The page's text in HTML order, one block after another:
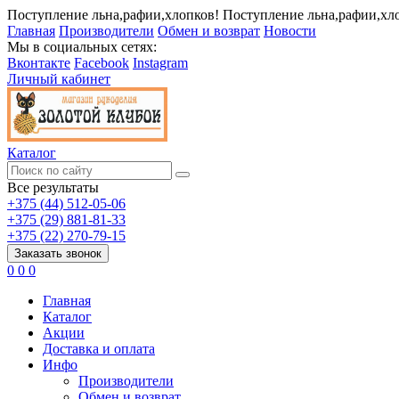
Поступление льна,рафии,хлопков! Поступление
Главная Производители Обмен и возврат Новости
Мы в социальных сетях:
Вконтакте Facebook Instagram
Личный кабинет
Каталог
Все результаты
+375 (44) 512-05-06
+375 (29) 881-81-33
+375 (22) 270-79-15
Заказать звонок
0 0 0
Главная
Каталог
Акции
Доставка и оплата
Инфо
Производители